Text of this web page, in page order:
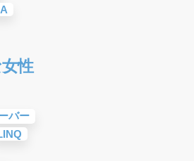
性
バー